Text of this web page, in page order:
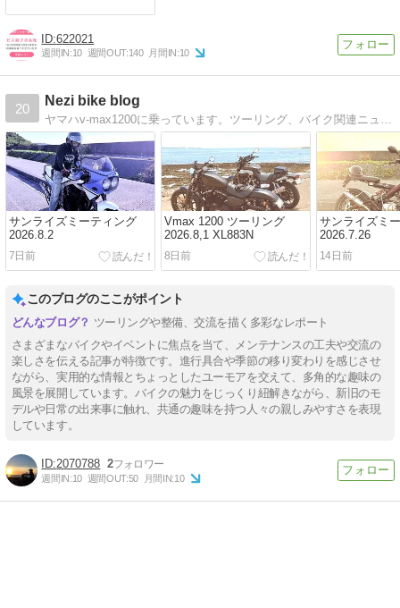
622021
週間IN:10 週間OUT:140 月間IN:10
20
Nezi bike blog
サンライズミーティング
2026.8.2
7日前
Vmax 1200 ツーリング
2026.8,1 XL883N
8日前
サンライズミ
2026.7.26
14日前
このブログのここがポイント
ツーリングや整備、交流を描く多彩なレポート
さまざまなバイクやイベントに焦点を当て、メンテナンスの工夫や交流の
楽しさを伝える記事が特徴です。進行具合や季節の移り変わりを感じさせ
ながら、実用的な情報とちょっとしたユーモアを交えて、多角的な趣味の
風景を展開しています。バイクの魅力をじっくり紐解きながら、新旧のモ
デルや日常の出来事に触れ、共通の趣味を持つ人々の親しみやすさを表現
しています。
2070788 2
週間IN:10 週間OUT:50 月間IN:10